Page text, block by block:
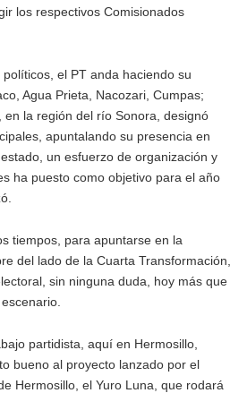
los respectivos Comisionados
el PT anda haciendo su
Agua Prieta, Nacozari, Cumpas;
en la región del río Sonora, designó
apuntalando su presencia en
un esfuerzo de organización y
ha puesto como objetivo para el año
tiempos, para apuntarse en la
del lado de la Cuarta Transformación,
sin ninguna duda, hoy más que
partidista, aquí en Hermosillo,
bueno al proyecto lanzado por el
Hermosillo, el Yuro Luna, que rodará